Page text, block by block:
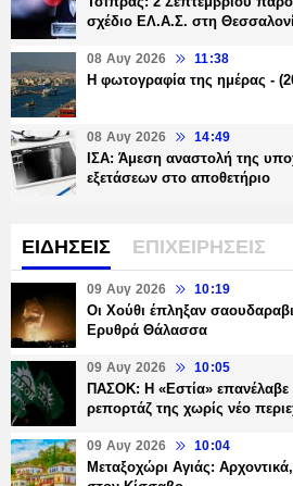
σχέδιο ΕΛ.Α.Σ. στη
08 Αυγ 2026 11:38
Η φωτογραφία της ημέρας -
08 Αυγ 2026 14:49
ΙΣΑ: Άμεση αναστολή της
εξετάσεων στο αποθετήριο
ΕΙΔΗΣΕΙΣ ΕΠΙΧΕΙΡΗΣΕΙΣ
09 Αυγ 2026 10:19
Οι Χούθι έπληξαν
Ερυθρά Θάλασσα
09 Αυγ 2026 10:05
ΠΑΣΟΚ: Η «Εστία»
ρεπορτάζ της χωρίς νέο
09 Αυγ 2026 10:04
Μεταξοχώρι Αγιάς: